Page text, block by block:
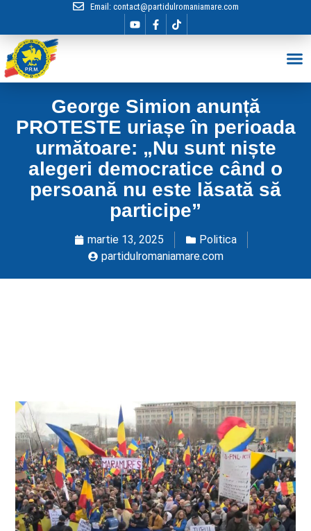
Email: contact@partidulromaniamare.com
George Simion anunță
PROTESTE uriașe în perioada
următoare: „Nu sunt niște
alegeri democratice când o
persoană nu este lăsată să
participe”
martie 13, 2025
Politica
partidulromaniamare.com